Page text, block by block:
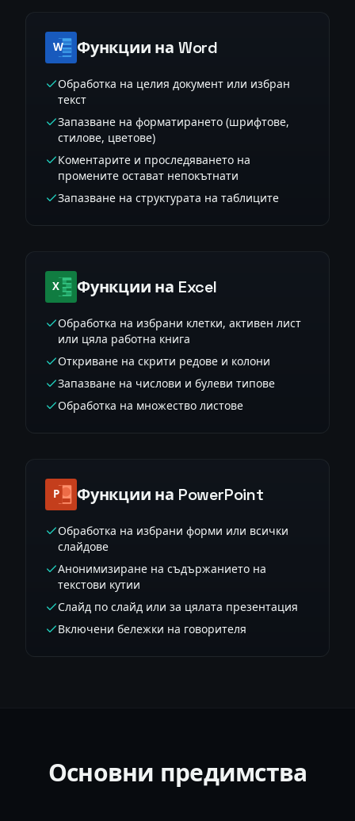
Функции на Word
Обработка на целия документ или избран
текст
Запазване на форматирането (шрифтове,
стилове, цветове)
Коментарите и проследяването на
промените остават непокътнати
Запазване на структурата на таблиците
Функции на Excel
Обработка на избрани клетки, активен лист
или цяла работна книга
Откриване на скрити редове и колони
Запазване на числови и булеви типове
Обработка на множество листове
Функции на PowerPoint
Обработка на избрани форми или всички
слайдове
Анонимизиране на съдържанието на
текстови кутии
Слайд по слайд или за цялата презентация
Включени бележки на говорителя
Основни предимства